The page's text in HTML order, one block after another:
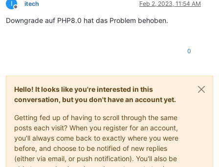
I
Offline
itech Feb 2, 2023, 11:54 AM
Downgrade auf PHP8.0 hat das Problem behoben.
0
Hello! It looks like you're interested in this
conversation, but you don't have an account yet.
Getting fed up of having to scroll through the same
posts each visit? When you register for an account,
you'll always come back to exactly where you were
before, and choose to be notified of new replies
(either via email, or push notification). You'll also be